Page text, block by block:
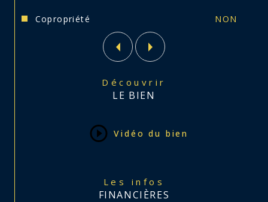
Copropriété NON
Découvrir
LE BIEN
Vidéo du bien
Les infos
FINANCIÈRES